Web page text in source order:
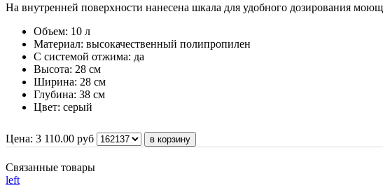
На внутренней поверхности нанесена шкала для удобного дозирования
Объем: 10 л
Материал: высокачественный полипропилен
С системой отжима: да
Высота: 28 см
Ширина: 28 см
Глубина: 38 см
Цвет: серый
Цена: 3 110.00 руб
Связанные товары
left